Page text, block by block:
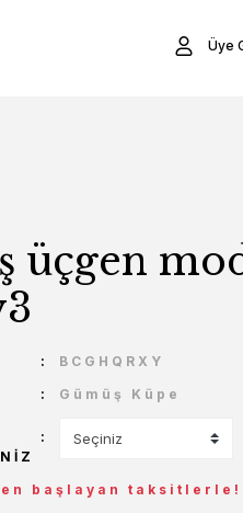
Üye
üçgen
BCGHQRXY
Gümüş Küpe
başlayan